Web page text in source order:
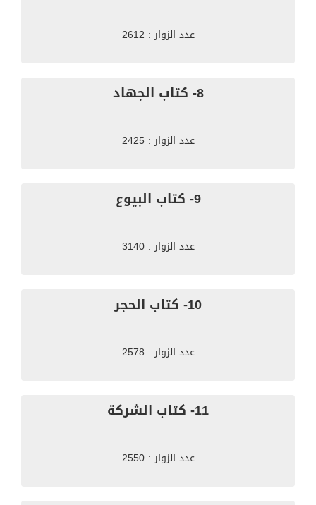
عدد الزوار : 2612
8- كتاب الجهاد
عدد الزوار : 2425
9- كتاب البيوع
عدد الزوار : 3140
10- كتاب الحجر
عدد الزوار : 2578
11- كتاب الشركة
عدد الزوار : 2550